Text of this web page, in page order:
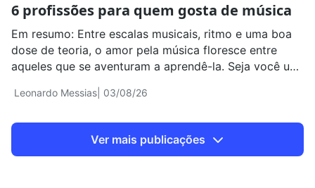
6 profissões para quem gosta de música​
Leonardo Messias | 03/08/26
Em resumo: Entre escalas musicais, ritmo e uma boa
dose de teoria, o amor pela música floresce entre
aqueles que se aventuram a aprendê-la. Seja você um
saiba que a paixão pela quarta arte pode ser
ajudar a analisar todas […]
Ver mais publicações